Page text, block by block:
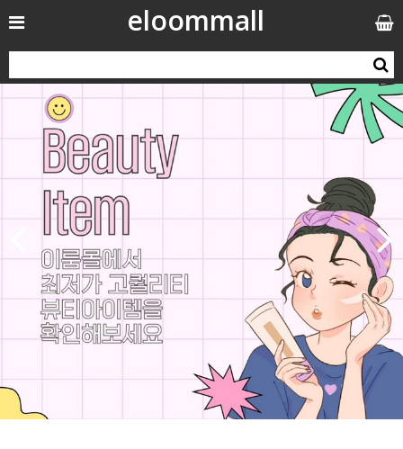
eloommall